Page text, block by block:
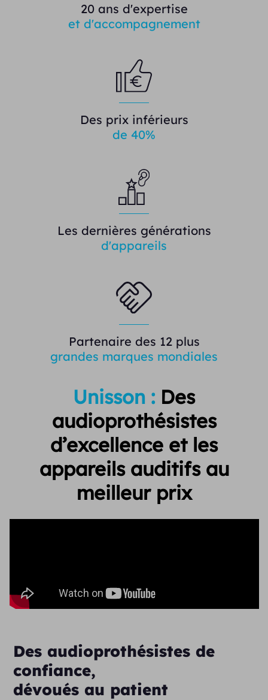
20 ans d'expertise
et d'accompagnement
Des prix inférieurs
de 40%
Les dernières générations
d'appareils
Partenaire des 12 plus
grandes marques mondiales
Unisson : Des
audioprothésistes
d’excellence etles
appareils auditifs au
meilleur prix
Des audioprothésistes de
confiance,
dévoués au patient